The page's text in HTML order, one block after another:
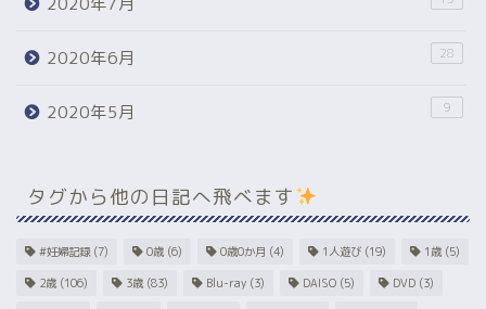
2020年6月 28
2020年5月 9
タグから他の日記へ飛べます
#妊婦記録 (7) 0歳 (6) 0歳0か月 (4) 1人遊び (19) 1歳 (5)
2歳 (106) 3歳 (83) Blu-ray (3) DAISO (5) DVD (3)